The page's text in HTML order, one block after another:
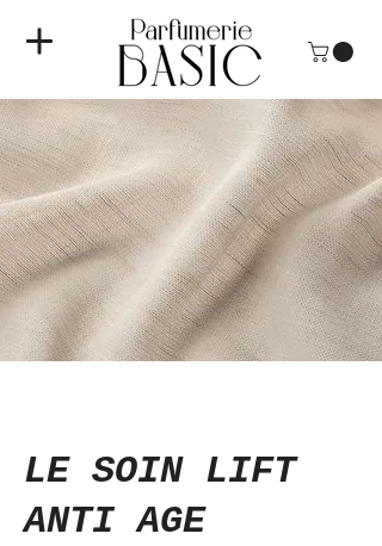
LE SOIN LIFT
ANTI AGE